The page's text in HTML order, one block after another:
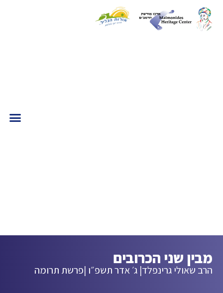
מבין שני הכרובים
הרב שאולי גרינפלד| ג׳ אדר תשפ״ו |פרשת תרומה